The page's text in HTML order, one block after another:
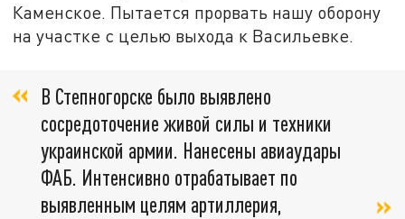
Каменское. Пытается прорвать нашу оборону
на участке с целью выхода к Васильевке.
В Степногорске было выявлено
сосредоточение живой силы и техники
украинской армии. Нанесены авиаудары
ФАБ. Интенсивно отрабатывает по
выявленным целям артиллерия,